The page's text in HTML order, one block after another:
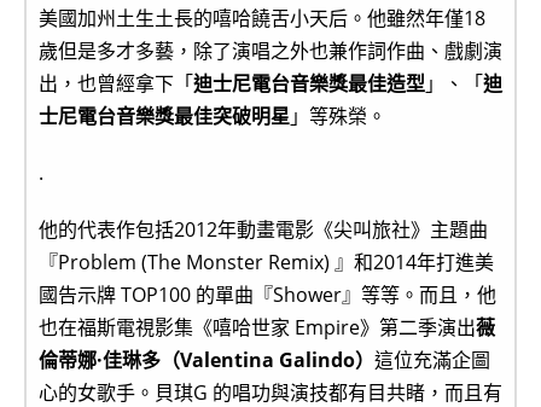
美國加州土生土長的嘻哈饒舌小天后。他雖然年僅18
歲但是多才多藝，除了演唱之外也兼作詞作曲、戲劇演
出，也曾經拿下「迪士尼電台音樂獎最佳造型」、「迪
士尼電台音樂獎最佳突破明星」等殊榮。
.
他的代表作包括2012年動畫電影《尖叫旅社》主題曲
『Problem (The Monster Remix) 』和2014年打進美
國告示牌 TOP100 的單曲『Shower』等等。而且，他
也在福斯電視影集《嘻哈世家 Empire》第二季演出薇
倫蒂娜·佳琳多（Valentina Galindo） 這位充滿企圖
心的女歌手。貝琪G 的唱功與演技都有目共睹，而且有